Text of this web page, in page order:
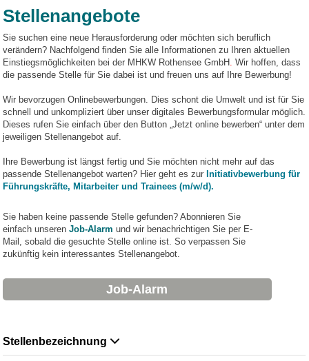
Stellenangebote
Sie suchen eine neue Herausforderung oder möchten sich beruflich
verändern? Nachfolgend finden Sie alle Informationen zu Ihren aktuellen
Einstiegsmöglichkeiten bei der MHKW Rothensee GmbH .Wir hoffen, dass
die passende Stelle für Sie dabei ist und freuen uns auf Ihre Bewerbung!
Wir bevorzugen Onlinebewerbungen. Dies schont die Umwelt und ist für Sie
schnell und unkompliziert über unser digitales Bewerbungsformular möglich.
Dieses rufen Sie einfach über den Button „Jetzt online bewerben“ unter dem
jeweiligen Stellenangebot auf.
Ihre Bewerbung ist längst fertig und Sie möchten nicht mehr auf das
passende Stellenangebot warten? Hier geht es zur Initiativbewerbung für
Führungskräfte, Mitarbeiter und Trainees (m/w/d).
Sie haben keine passende Stelle gefunden? Abonnieren Sie
einfach unserenJob-Alarm und wir benachrichtigen Sie per E-
Mail, sobald die gesuchte Stelle online ist. So verpassen Sie
zukünftig kein interessantes Stellenangebot.
Job-Alarm
Stellenbezeichnung